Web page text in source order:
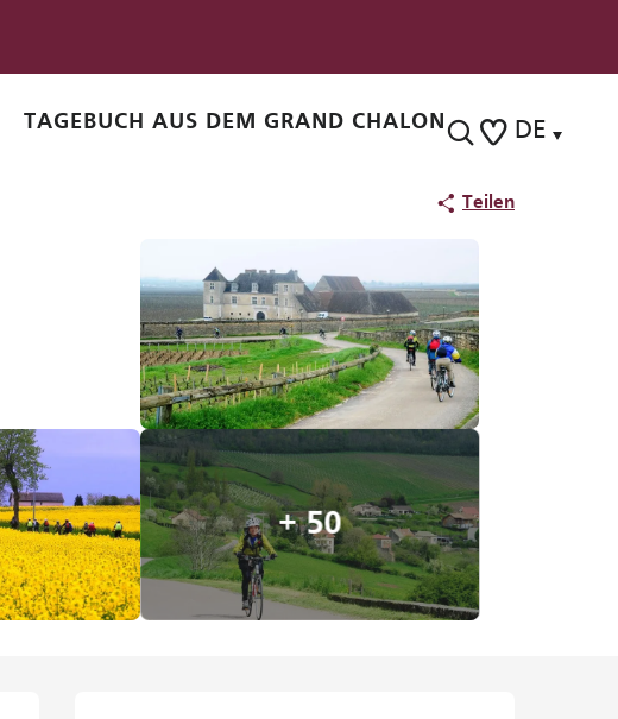
DE
TAGEBUCH AUS DEM GRAND CHALON
Teilen
+ 50